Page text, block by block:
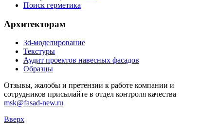
Поиск герметика
Архитекторам
3d-моделирование
Текстуры
Аудит проектов навесных фасадов
Образцы
Отзывы, жалобы и претензии к работе компании и
сотрудников присылайте в отдел контроля качества
msk@fasad-new.ru
Вверх